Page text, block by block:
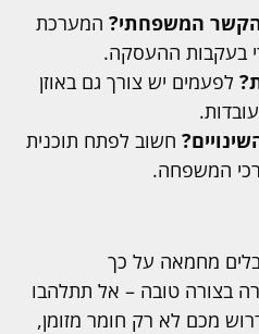
הקשר המשפחתי? המערכת
בעקבות ההעסקה.
לפעמים יש צורך גם באוזן
חשוב לפתח תוכנית
המשפחה.
מחמאה על כך
בצורה טובה – אל תתלהבו
מכם לא רק חומר מזומן,